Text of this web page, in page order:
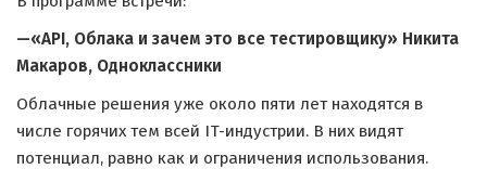
—«API, Облака и зачем это все тестировщику» Никита
Макаров, Одноклассники
Облачные решения уже около пяти лет находятся в
числе горячих тем всей IT-индустрии. В них видят
потенциал, равно как и ограничения использования.